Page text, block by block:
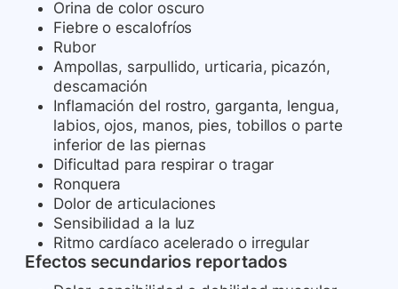
Orina de color oscuro
Fiebre o escalofríos
Rubor
Ampollas, sarpullido, urticaria, picazón,
descamación
Inflamación del rostro, garganta, lengua,
labios, ojos, manos, pies, tobillos o parte
inferior de las piernas
Dificultad para respirar o tragar
Ronquera
Dolor de articulaciones
Sensibilidad a la luz
Ritmo cardíaco acelerado o irregular
Efectos secundarios reportados